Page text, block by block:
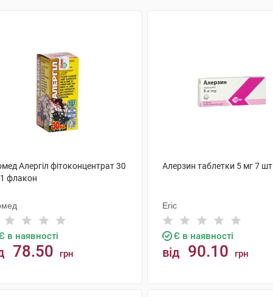
Алергіл фітоконцентрат 30
флакон
в наявності
78.50 грн
Алерзин таблетки 5 мг 7 шт
Егіс
Є в наявності
від 90.10 грн